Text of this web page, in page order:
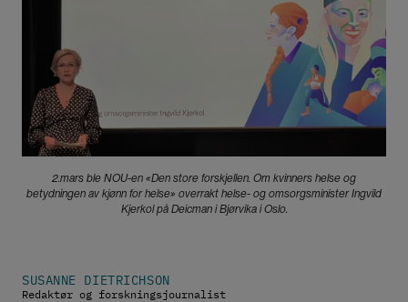
2.mars ble NOU-en «Den store forskjellen. Om kvinners helse og
betydningen av kjønn for helse» overrakt helse- og omsorgsminister Ingvild
Kjerkol på Deicman i Bjørvika i Oslo.
SUSANNE DIETRICHSON
Redaktør og forskningsjournalist